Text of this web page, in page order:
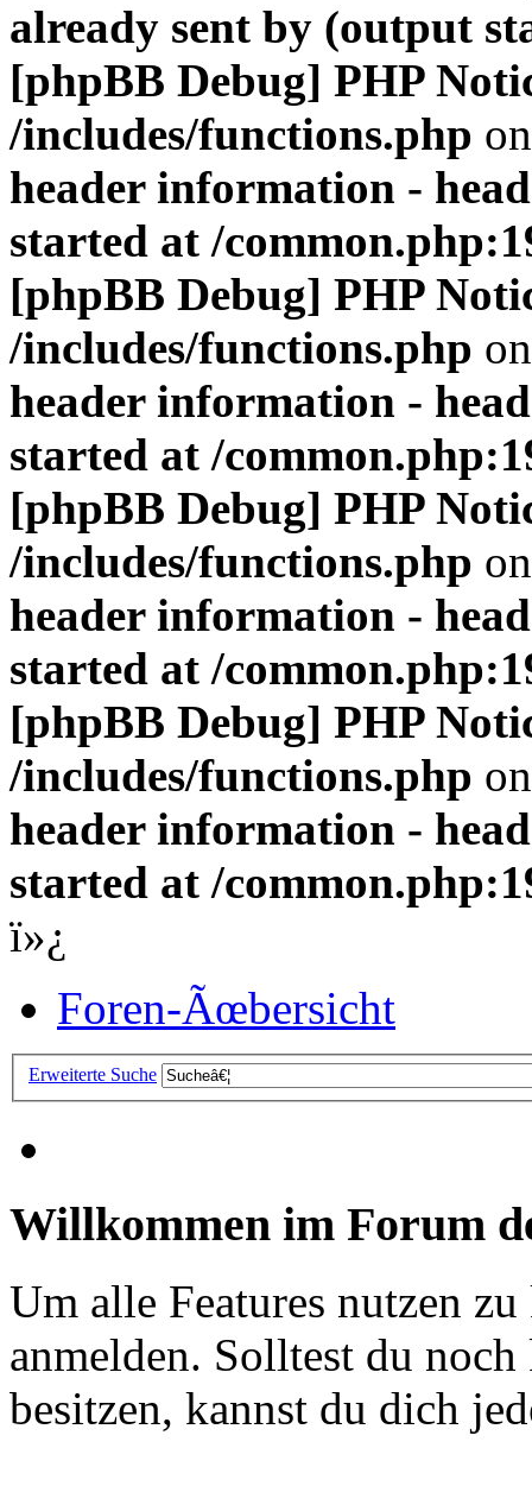
already sent by (output
[phpBB Debug] PHP
/includes/functions.php
header information -
started at /
[phpBB Debug] PHP
/includes/functions.php
header information -
started at /
[phpBB Debug] PHP
/includes/functions.php
header information -
started at /
[phpBB Debug] PHP
/includes/functions.php
header information -
started at /
ï»¿
Foren-Ãœbersicht
Erweiterte Suche
Willkommen im Forum
Um alle Features nutzen
anmelden. Solltest du
besitzen, kannst du dich